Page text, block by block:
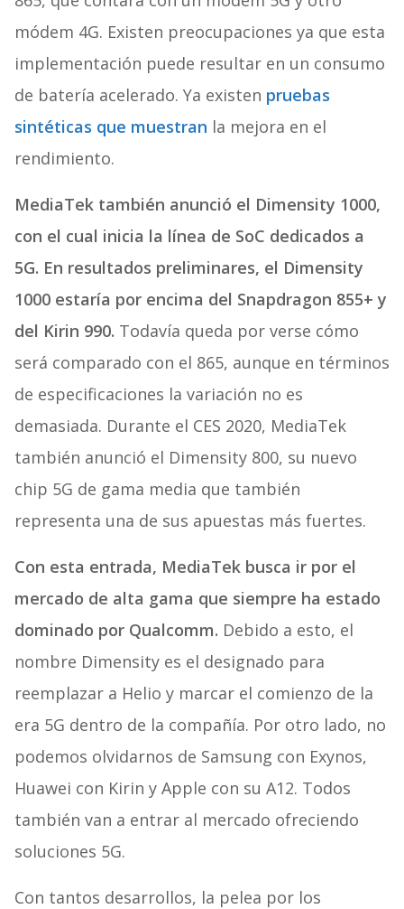
módem 4G. Existen preocupaciones ya que esta
implementación puede resultar en un consumo
de batería acelerado. Ya existen pruebas
sintéticas que muestran la mejora en el
rendimiento.
MediaTek también anunció el Dimensity 1000,
con el cual inicia la línea de SoC dedicados a
5G. En resultados preliminares, el Dimensity
1000 estaría por encima del Snapdragon 855+ y
del Kirin 990. Todavía queda por verse cómo
será comparado con el 865, aunque en términos
de especificaciones la variación no es
demasiada. Durante el CES 2020, MediaTek
también anunció el Dimensity 800, su nuevo
chip 5G de gama media que también
representa una de sus apuestas más fuertes.
Con esta entrada, MediaTek busca ir por el
mercado de alta gama que siempre ha estado
dominado por Qualcomm. Debido a esto, el
nombre Dimensity es el designado para
reemplazar a Helio y marcar el comienzo de la
era 5G dentro de la compañía. Por otro lado, no
podemos olvidarnos de Samsung con Exynos,
Huawei con Kirin y Apple con su A12. Todos
también van a entrar al mercado ofreciendo
soluciones 5G.
Con tantos desarrollos, la pelea por los